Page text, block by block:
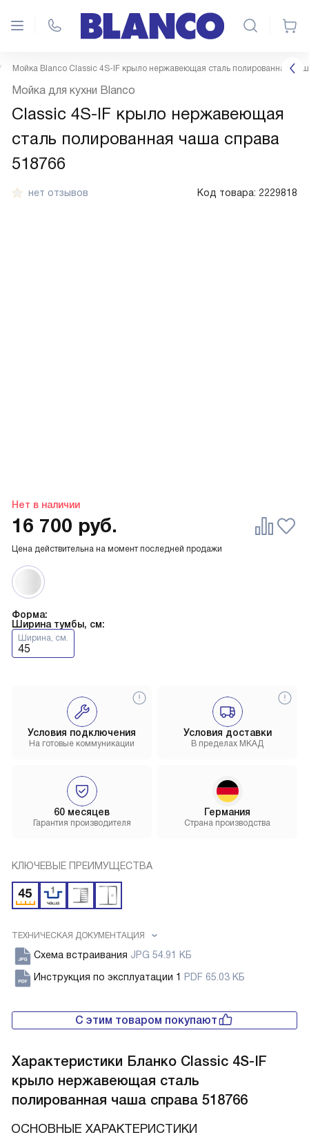
Мойка Blanco Classic 4S-IF крыло нержавеющая сталь полированная
нет отзывов Код товара: 2229818
Нет в наличии
Мойка для кухни Blanco
Classic 4S-IF крыло нержавеющая
сталь полированная чаша справа
518766
Форма:
Ширина тумбы, см:
Ширина, см.
45
Цена действительна на момент последней продажи
16 700 руб.
Условия доставки
В пределах МКАД
60 месяцев
Гарантия производителя
Условия подключения
На готовые коммуникации
Германия
Страна производства
КЛЮЧЕВЫЕ ПРЕИМУЩЕСТВА
ТЕХНИЧЕСКАЯ ДОКУМЕНТАЦИЯ
Схема встраивания JPG 54.91 КБ
Инструкция по эксплуатации 1
PDF 65.03 КБ
С этим товаром покупают
Характеристики Бланко Classic 4S-IF
крыло нержавеющая сталь
полированная чаша справа 518766
ОСНОВНЫЕ ХАРАКТЕРИСТИКИ